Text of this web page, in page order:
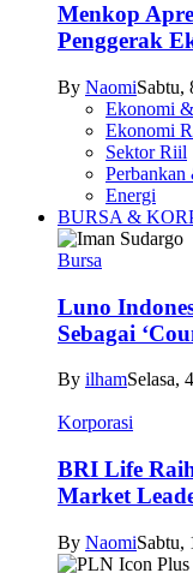
Menkop
Penggerak
By NaomiSabtu,
Ekonomi
Ekonomi
Sektor Riil
Perbankan
Energi
BURSA &
Bursa
Luno
Sebagai
By ilhamSelasa,
Korporasi
BRI Life
Market
By NaomiSabtu,